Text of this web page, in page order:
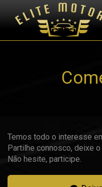
Temos todo o interesse
Partilhe connosco, deixe
Não hesite, participe.